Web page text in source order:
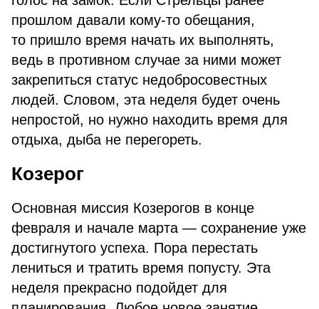
прошлом давали кому-то обещания,
то пришло время начать их выполнять,
ведь в противном случае за ними может
закрепиться статус недобросовестных
людей. Словом, эта неделя будет очень
непростой, но нужно находить время для
отдыха, дыба не перегореть.
Козерог
Основная миссия Козерогов в конце
февраля и начале марта — сохранение уже
достигнутого успеха. Пора перестать
лениться и тратить время попусту. Эта
неделя прекрасно подойдет для